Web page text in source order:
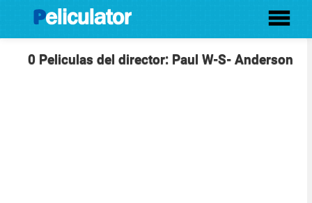
0 Peliculas del director: Paul W-S- Anderson